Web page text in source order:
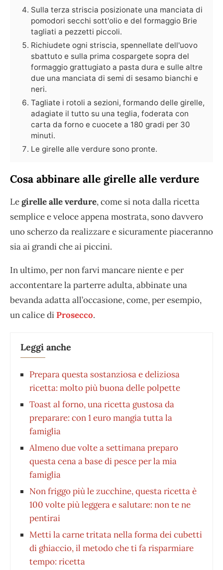
Sulla terza striscia posizionate una manciata di
pomodori secchi sott'olio e del formaggio Brie
tagliati a pezzetti piccoli.
Richiudete ogni striscia, spennellate dell'uovo
sbattuto e sulla prima cospargete sopra del
formaggio grattugiato a pasta dura e sulle altre
due una manciata di semi di sesamo bianchi e
neri.
Tagliate i rotoli a sezioni, formando delle girelle,
adagiate il tutto su una teglia, foderata con
carta da forno e cuocete a 180 gradi per 30
minuti.
Le girelle alle verdure sono pronte.
Cosa abbinare alle girelle alle verdure
Legirelle alle verdure, come si nota dalla ricetta
semplice e veloce appena mostrata, sono davvero
uno scherzo da realizzare e sicuramente piaceranno
sia ai grandi che ai piccini.
In ultimo, per non farvi mancare niente e per
accontentare la parterre adulta, abbinate una
bevanda adatta all’occasione, come, per esempio,
un calice diProsecco.
Leggi anche
Prepara questa sostanziosa e deliziosa
ricetta: molto più buona delle polpette
Toast al forno, una ricetta gustosa da
preparare: con 1 euro mangia tutta la
famiglia
Almeno due volte a settimana preparo
questa cena a base di pesce per la mia
famiglia
Non friggo più le zucchine, questa ricetta è
100 volte più leggera e salutare: non te ne
pentirai
Metti la carne tritata nella forma dei cubetti
di ghiaccio, il metodo che ti fa risparmiare
tempo: ricetta